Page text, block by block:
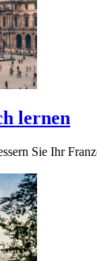
lernen
Sie Ihr